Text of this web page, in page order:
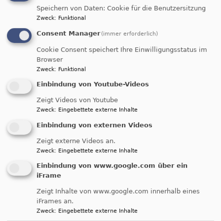
Logik von Angst und Gewalt
seinem
Leitimpuls
Gildemeister
Widerstand gegen wachsende Militarisierung und
Aufrüstung ein.DerTextfordert dazu auf, das
eigene Gewissen zu schärfen, aktiv für
Menschenrechte einzutreten und gewaltfreie
Alternativen zur „Kriegstüchtigkeit“ zu
stärken.Damit schlägt die FriedensDekade 2026
eine Brücke zu mutigen Widerstandsbewegungen
weltweit.
"Die Welt in Unordnung -
Gerechter Friede im Blick"
Evangelischen
Speichern von Daten: Cookie für die Benutzersitzung
Zweck: Funktional
Consent Manager (immer erforderlich)
Cookie Consent speichert Ihre Einwilligungsstatus im
Browser
Zweck: Funktional
Einbindung von Youtube-Videos
Zeigt Videos von Youtube
Zweck: Eingebettete externe Inhalte
Einbindung von externen Videos
Zeigt externe Videos an.
Zweck: Eingebettete externe Inhalte
Einbindung von www.google.com über ein
iFrame
Zeigt Inhalte von www.google.com innerhalb eines
iFrames an.
Zweck: Eingebettete externe Inhalte